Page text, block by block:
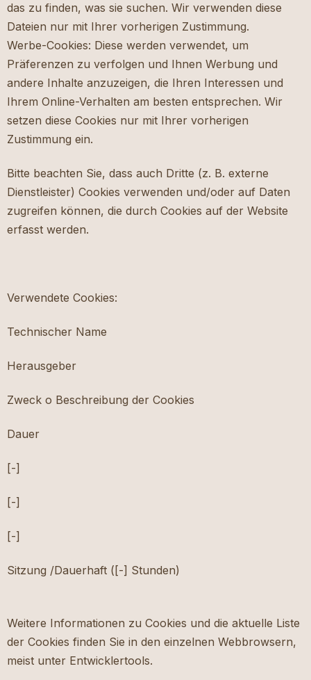
das zu finden, was sie suchen. Wir verwenden diese
Dateien nur mit Ihrer vorherigen Zustimmung.
Werbe-Cookies: Diese werden verwendet, um
Präferenzen zu verfolgen und Ihnen Werbung und
andere Inhalte anzuzeigen, die Ihren Interessen und
Ihrem Online-Verhalten am besten entsprechen. Wir
setzen diese Cookies nur mit Ihrer vorherigen
Zustimmung ein.
Bitte beachten Sie, dass auch Dritte (z. B. externe
Dienstleister) Cookies verwenden und/oder auf Daten
zugreifen können, die durch Cookies auf der Website
erfasst werden.
Verwendete Cookies:
Technischer Name
Herausgeber
Zweck o Beschreibung der Cookies
Dauer
[-]
[-]
[-]
Sitzung /Dauerhaft ([-] Stunden)
Weitere Informationen zu Cookies und die aktuelle Liste
der Cookies finden Sie in den einzelnen Webbrowsern,
meist unter Entwicklertools.